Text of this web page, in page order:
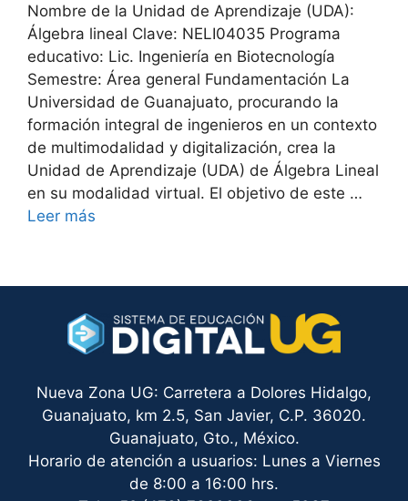
Nombre de la Unidad de Aprendizaje (UDA):
Álgebra lineal Clave: NELI04035 Programa
educativo: Lic. Ingeniería en Biotecnología
Semestre: Área general Fundamentación La
Universidad de Guanajuato, procurando la
formación integral de ingenieros en un contexto
de multimodalidad y digitalización, crea la
Unidad de Aprendizaje (UDA) de Álgebra Lineal
en su modalidad virtual. El objetivo de este …
Leer más
Nueva Zona UG: Carretera a Dolores Hidalgo,
Guanajuato, km 2.5, San Javier, C.P. 36020.
Guanajuato, Gto., México.
Horario de atención a usuarios: Lunes a Viernes
de 8:00 a 16:00 hrs.